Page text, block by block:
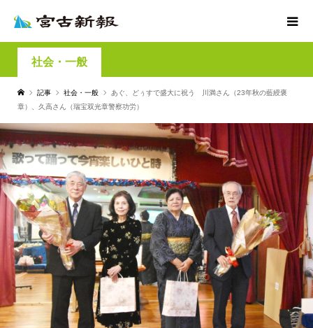
社会・一般
記事 社会・一般
あぐ、どぅすで盛大に祝う 川満さん（23年秋の藍綬褒
章）、久高さん（瑞宝双光章警察功労）